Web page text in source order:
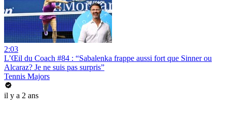
2:03
L’Œil du Coach #84 : “Sabalenka frappe aussi fort que Sinner ou
Alcaraz? Je ne suis pas surpris”
Tennis Majors
il y a 2 ans